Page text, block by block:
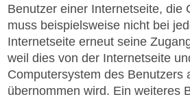
Benutzer einer Internetseite, die
muss beispielsweise nicht bei
Internetseite erneut seine
weil dies von der Internetseite
Computersystem des Benutzers
übernommen wird. Ein weiteres